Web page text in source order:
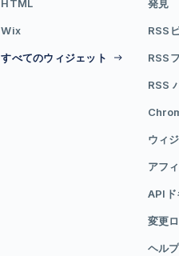
HTML
Wix
すべてのウィジェット
発見
RSS
RSS
RSS
ウィ
アフ
APIド
変更
ヘル